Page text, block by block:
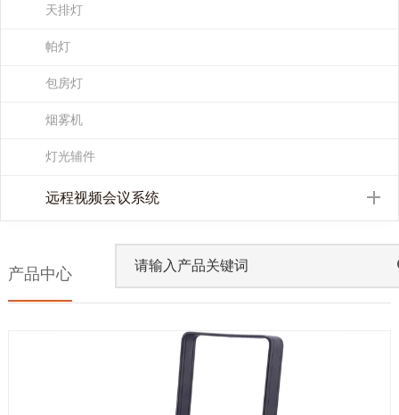
天排灯
帕灯
包房灯
烟雾机
灯光辅件
远程视频会议系统
产品中心